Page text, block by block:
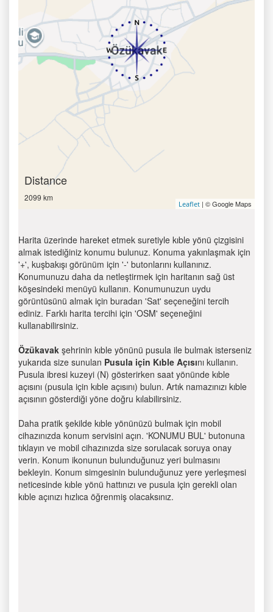
Distance
2099 km
Leaflet | © Google Maps
Harita üzerinde hareket etmek suretiyle kıble yönü çizgisini
almak istediğiniz konumu bulunuz. Konuma yakınlaşmak için
'+', kuşbakışı görünüm için '-' butonlarını kullanınız.
Konumunuzu daha da netleştirmek için haritanın sağ üst
köşesindeki menüyü kullanın. Konumunuzun uydu
görüntüsünü almak için buradan 'Sat' seçeneğini tercih
ediniz. Farklı harita tercihi için 'OSM' seçeneğini
kullanabilirsiniz.
Özükavak şehrinin kıble yönünü pusula ile bulmak isterseniz
yukarıda size sunulan Pusula için Kıble Açısını kullanın.
Pusula ibresi kuzeyi (N) gösterirken saat yönünde kıble
açısını (pusula için kıble açısını) bulun. Artık namazınızı kıble
açısının gösterdiği yöne doğru kılabilirsiniz.
Daha pratik şekilde kıble yönünüzü bulmak için mobil
cihazınızda konum servisini açın. 'KONUMU BUL' butonuna
tıklayın ve mobil cihazınızda size sorulacak soruya onay
verin. Konum ikonunun bulunduğunuz yeri bulmasını
bekleyin. Konum simgesinin bulunduğunuz yere yerleşmesi
neticesinde kıble yönü hattınızı ve pusula için gerekli olan
kıble açınızı hızlıca öğrenmiş olacaksınız.